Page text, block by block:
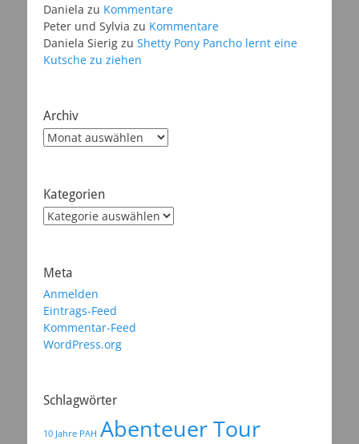
Daniela zu Kommentare
Peter und Sylvia zu Kommentare
Daniela Sierig zu Shetty Pony Pancho lernt eine
Kutsche zu ziehen
Archiv
Archiv
Kategorien
Kategorien
Meta
Anmelden
Eintrags-Feed
Kommentar-Feed
WordPress.org
Schlagwörter
10 Jahre PAH Abenteuer Tour